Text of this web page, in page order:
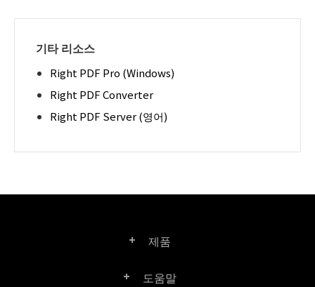
기타 리소스
Right PDF Pro (Windows)
Right PDF Converter
Right PDF Server (영어)
제품
도움말